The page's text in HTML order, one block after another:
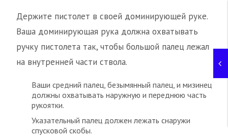
Держите пистолет в своей доминирующей руке.
Ваша доминирующая рука должна охватывать
ручку пистолета так, чтобы большой палец лежал
на внутренней части ствола.
Ваши средний палец, безымянный палец, и мизинец
должны охватывать наружную и переднюю часть
рукоятки.
Указательный палец должен лежать снаружи
спусковой скобы.